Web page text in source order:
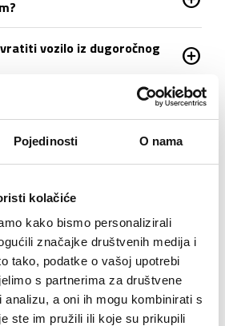
Pojedinosti O nama
kolačiće
kako bismo personalizirali
značajke društvenih medija i
tako, podatke o vašoj upotrebi
s partnerima za društvene
analizu, a oni ih mogu kombinirati s
ste im pružili ili koje su prikupili
vozilo iz dugoročnog
add_circle
tijekom uporabe? add_circle
add_circle
po isteku dugoročnog
i drugi članovi obitelji? add_circle
prometni prekršaj ili parkirnuadd_circle